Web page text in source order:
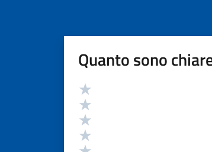
Quanto sono
Valutazione